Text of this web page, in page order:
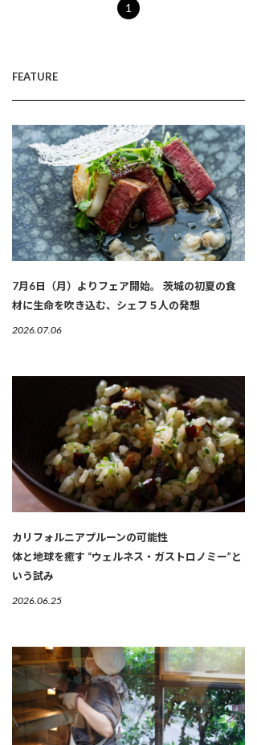
1
FEATURE
7月6日（月）よりフェア開始。 茨城の初夏の食
材に生命を吹き込む、シェフ５人の発想
2026.07.06
カリフォルニアプルーンの可能性
体と地球を癒す “ウェルネス・ガストロノミー”と
いう試み
2026.06.25